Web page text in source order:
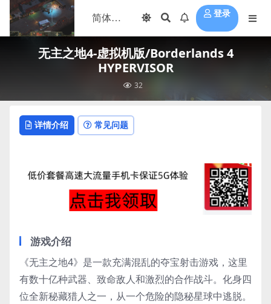
登录
无主之地4-虚拟机版/Borderlands 4
HYPERVISOR
32
详情介绍 常见问题
游戏介绍
《无主之地4》是一款充满混乱的夺宝射击游戏，这里
有数十亿种武器、致命敌人和激烈的合作战斗。化身四
位全新秘藏猎人之一，从一个危险的隐秘星球中逃脱。